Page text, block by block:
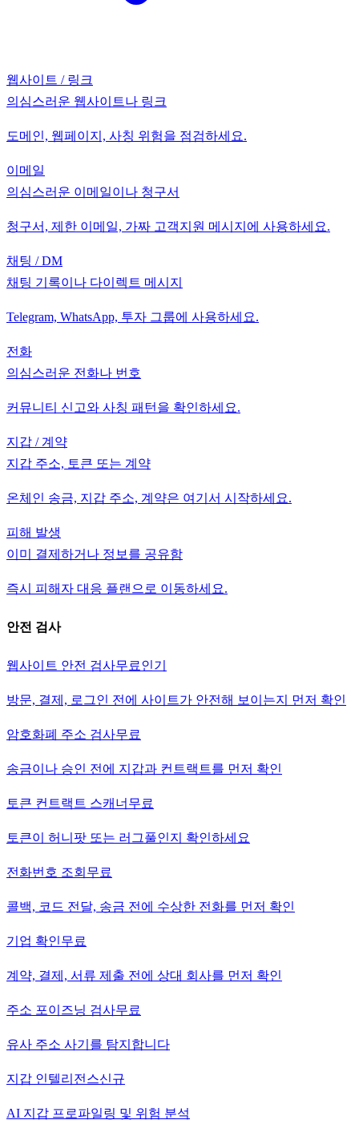
웹사이트 / 링크
의심스러운 웹사이트나 링크
도메인, 웹페이지, 사칭 위험을 점검하세요.
이메일
의심스러운 이메일이나 청구서
청구서, 제한 이메일, 가짜 고객지원 메시지에 사용하세요.
채팅 / DM
채팅 기록이나 다이렉트 메시지
Telegram, WhatsApp, 투자 그룹에 사용하세요.
전화
의심스러운 전화나 번호
커뮤니티 신고와 사칭 패턴을 확인하세요.
지갑 / 계약
지갑 주소, 토큰 또는 계약
온체인 송금, 지갑 주소, 계약은 여기서 시작하세요.
피해 발생
이미 결제하거나 정보를 공유함
즉시 피해자 대응 플랜으로 이동하세요.
안전 검사
웹사이트 안전 검사무료인기
방문, 결제, 로그인 전에 사이트가 안전해 보이는지 먼저 확인
암호화폐 주소 검사무료
송금이나 승인 전에 지갑과 컨트랙트를 먼저 확인
토큰 컨트랙트 스캐너 무료
토큰이 허니팟 또는 러그풀인지 확인하세요
전화번호 조회 무료
콜백, 코드 전달, 송금 전에 수상한 전화를 먼저 확인
기업 확인무료
계약, 결제, 서류 제출 전에 상대 회사를 먼저 확인
주소 포이즈닝 검사무료
유사 주소 사기를 탐지합니다
지갑 인텔리전스신규
AI 지갑 프로파일링 및 위험 분석